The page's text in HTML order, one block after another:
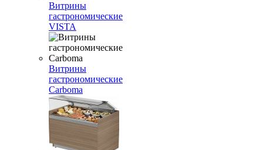
Витрины
гастрономические
VISTA
Витрины
гастрономические
Carboma